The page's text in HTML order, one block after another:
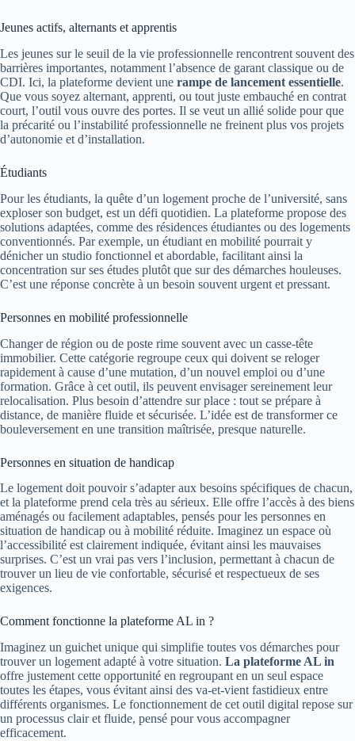
Jeunes actifs, alternants et apprentis
Les jeunes sur le seuil de la vie professionnelle rencontrent souvent des
barrières importantes, notamment l’absence de garant classique ou de
CDI. Ici, la plateforme devient une rampe de lancement essentielle.
Que vous soyez alternant, apprenti, ou tout juste embauché en contrat
court, l’outil vous ouvre des portes. Il se veut un allié solide pour que
la précarité ou l’instabilité professionnelle ne freinent plus vos projets
d’autonomie et d’installation.
Étudiants
Pour les étudiants, la quête d’un logement proche de l’université, sans
exploser son budget, est un défi quotidien. La plateforme propose des
solutions adaptées, comme des résidences étudiantes ou des logements
conventionnés. Par exemple, un étudiant en mobilité pourrait y
dénicher un studio fonctionnel et abordable, facilitant ainsi la
concentration sur ses études plutôt que sur des démarches houleuses.
C’est une réponse concrète à un besoin souvent urgent et pressant.
Personnes en mobilité professionnelle
Changer de région ou de poste rime souvent avec un casse-tête
immobilier. Cette catégorie regroupe ceux qui doivent se reloger
rapidement à cause d’une mutation, d’un nouvel emploi ou d’une
formation. Grâce à cet outil, ils peuvent envisager sereinement leur
relocalisation. Plus besoin d’attendre sur place : tout se prépare à
distance, de manière fluide et sécurisée. L’idée est de transformer ce
bouleversement en une transition maîtrisée, presque naturelle.
Personnes en situation de handicap
Le logement doit pouvoir s’adapter aux besoins spécifiques de chacun,
et la plateforme prend cela très au sérieux. Elle offre l’accès à des biens
aménagés ou facilement adaptables, pensés pour les personnes en
situation de handicap ou à mobilité réduite. Imaginez un espace où
l’accessibilité est clairement indiquée, évitant ainsi les mauvaises
surprises. C’est un vrai pas vers l’inclusion, permettant à chacun de
trouver un lieu de vie confortable, sécurisé et respectueux de ses
exigences.
Comment fonctionne la plateforme AL in ?
Imaginez un guichet unique qui simplifie toutes vos démarches pour
trouver un logement adapté à votre situation. La plateforme AL in
offre justement cette opportunité en regroupant en un seul espace
toutes les étapes, vous évitant ainsi des va-et-vient fastidieux entre
différents organismes. Le fonctionnement de cet outil digital repose sur
un processus clair et fluide, pensé pour vous accompagner
efficacement.